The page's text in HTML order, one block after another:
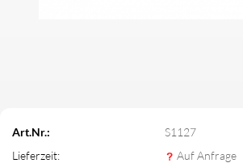
Art.Nr.:
S1127
Lieferzeit:
Auf Anfrage